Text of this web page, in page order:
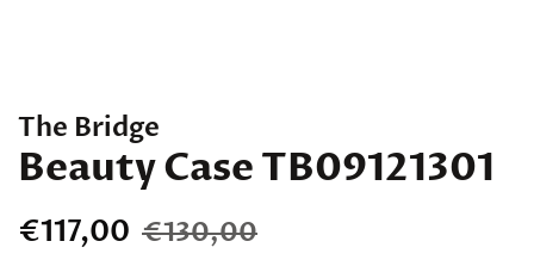
The Bridge
Beauty Case TB09121301
Prezzo
€117,00 Prezzo
€130,00